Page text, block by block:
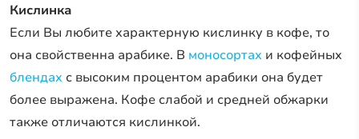
Кислинка
Если Вы любите характерную кислинку в кофе, то
она свойственна арабике. В моносортах и кофейных
блендах с высоким процентом арабики она будет
более выражена. Кофе слабой и средней обжарки
также отличаются кислинкой.